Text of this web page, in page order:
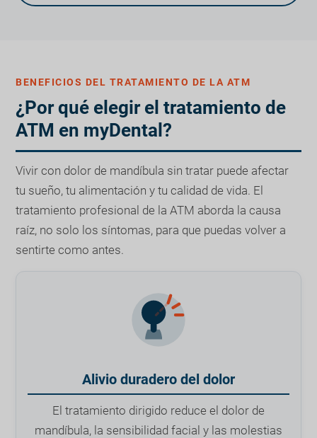
BENEFICIOS DEL TRATAMIENTO DE LA ATM
¿Por qué elegir el tratamiento de
ATM en myDental?
Vivir con dolor de mandíbula sin tratar puede afectar
tu sueño, tu alimentación y tu calidad de vida. El
tratamiento profesional de la ATM aborda la causa
raíz, no solo los síntomas, para que puedas volver a
sentirte como antes.
Alivio duradero del dolor
El tratamiento dirigido reduce el dolor de
mandíbula, la sensibilidad facial y las molestias